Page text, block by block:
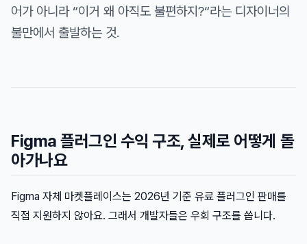
어가 아니라 “이거 왜 아직도 불편하지?“라는 디자이너의
불만에서 출발하는 것.
Figma 플러그인 수익 구조, 실제로 어떻게 돌
아가나요
Figma 자체 마켓플레이스는 2026년 기준 유료 플러그인 판매를
직접 지원하지 않아요. 그래서 개발자들은 우회 구조를 씁니다.